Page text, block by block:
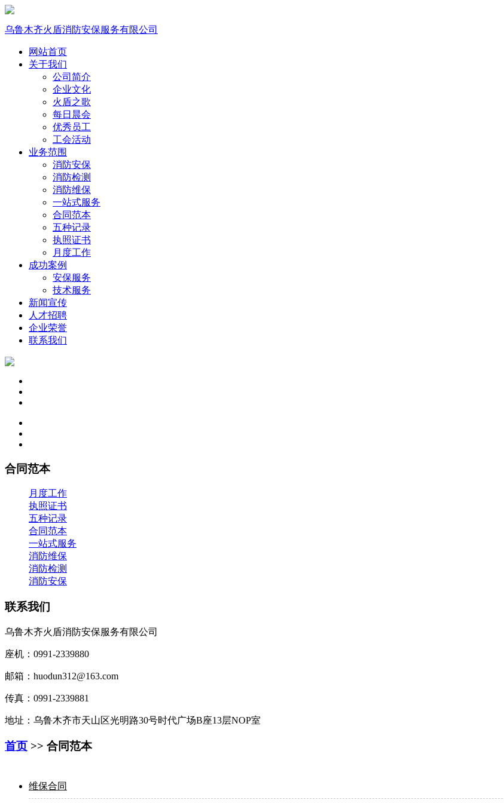
乌鲁木齐火盾消防安保服务有限公司
网站首页
关于我们
公司简介
企业文化
火盾之歌
每日晨会
优秀员工
工会活动
业务范围
消防安保
消防检测
消防维保
一站式服务
合同范本
五种记录
执照证书
月度工作
成功案例
安保服务
技术服务
新闻宣传
人才招聘
企业荣誉
联系我们
合同范本
月度工作
执照证书
五种记录
合同范本
一站式服务
消防维保
消防检测
消防安保
联系我们
乌鲁木齐火盾消防安保服务有限公司
座机：0991-2339880
邮箱：huodun312@163.com
传真：0991-2339881
地址：乌鲁木齐市天山区光明路30号时代广场B座13层NOP室
首页 >> 合同范本
维保合同